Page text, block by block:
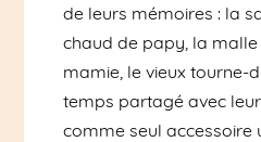
de leurs mémoires : la
chaud de papy, la
mamie, le vieux tourne-
temps partagé avec
comme seul accessoire